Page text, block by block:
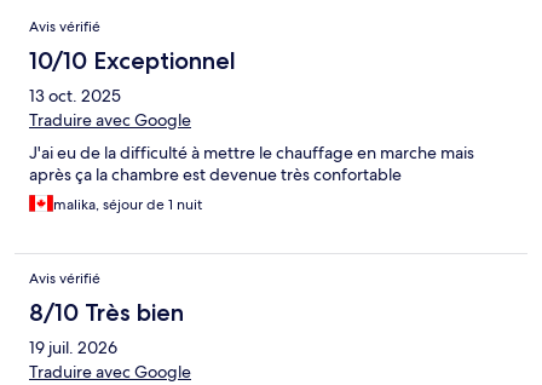
Avis
Avis vérifié
10/10 Exceptionnel
13 oct. 2025
Traduire avec Google
J'ai eu de la difficulté à mettre le chauffage en marche mais
après ça la chambre est devenue très confortable
malika, séjour de 1 nuit
Avis vérifié
8/10 Très bien
19 juil. 2026
Traduire avec Google